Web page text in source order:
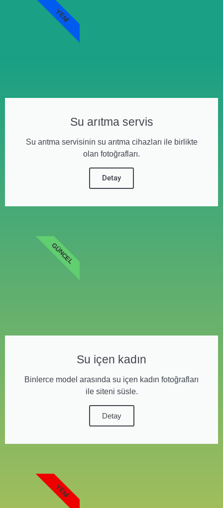
Su arıtma servis
Su arıtma servisinin su arıtma cihazları ile birlikte
olan fotoğrafları.
Detay
YENI
Su içen kadın
Binlerce model arasında su içen kadın fotoğrafları
ile siteni süsle.
Detay
GÜNCEL
YENI